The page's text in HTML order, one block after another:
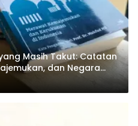
Masih Takut: Catatan
dan Negara